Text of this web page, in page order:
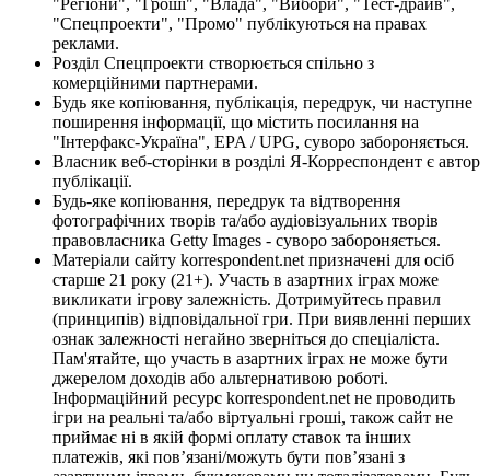
"Спецпроекти", "Промо" публікуються на правах
реклами.
Розділ Спецпроекти створюється спільно з
комерційними партнерами.
Будь яке копіювання, публікація, передрук, чи наступне
поширення інформації, що містить посилання на
"Інтерфакс-Україна", EPA / UPG, суворо забороняється.
Власник веб-сторінки в розділі Я-Корреспондент є автор
публікації.
Будь-яке копіювання, передрук та відтворення
фотографічних творів та/або аудіовізуальних творів
правовласника Getty Images - суворо забороняється.
Матеріали сайту korrespondent.net призначені для осіб
старше 21 року (21+). Участь в азартних іграх може
викликати ігрову залежність. Дотримуйтесь правил
(принципів) відповідальної гри. При виявленні перших
ознак залежності негайно зверніться до спеціаліста.
Пам'ятайте, що участь в азартних іграх не може бути
джерелом доходів або альтернативою роботі.
Інформаційний ресурс korrespondent.net не проводить
ігри на реальні та/або віртуальні гроші, також сайт не
приймає ні в якій формі оплату ставок та інших
платежів, які пов’язані/можуть бути пов’язані з